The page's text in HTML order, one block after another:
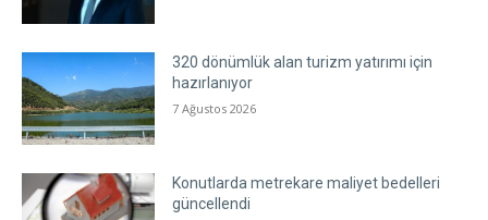
320 dönümlük alan turizm yatırımı için
hazırlanıyor
7 Ağustos 2026
Konutlarda metrekare maliyet bedelleri
güncellendi